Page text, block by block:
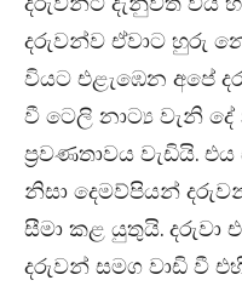
දරුවන්ව ඒවාට හුරු
වියට එළැඹෙන අපේ
වී ටෙලි නාට්‍ය වැනි
ප්‍රවණතාවය වැඩියි.
නිසා දෙමව්පියන්
සීමා කළ යුතුයි. දරුවා
දරුවන් සමග වාඩි වී